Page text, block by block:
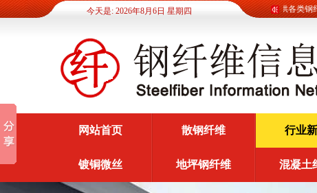
今天是: 2026年8月6日 星期四钢纤维信息网为广大客户提供各类钢纤
网站首页 散钢纤维 行业
镀铜微丝 地坪钢纤维 混凝土